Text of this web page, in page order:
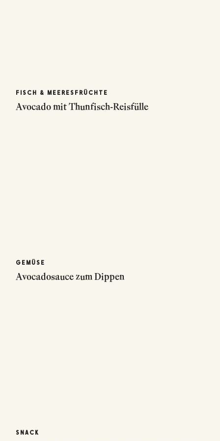
FISCH & MEERESFRÜCHTE
Avocado mit Thunfisch-Reisfülle
GEMÜSE
Avocadosauce zum Dippen
SNACK